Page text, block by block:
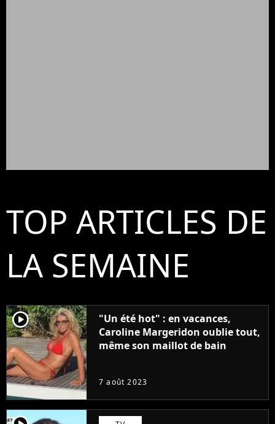
TOP ARTICLES DE
LA SEMAINE
player2
"Un été hot" : en vacances,
Caroline Margeridon oublie tout,
même son maillot de bain
7 août 2023